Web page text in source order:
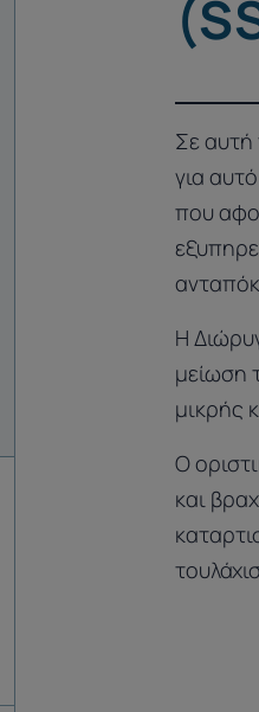
Σε αυτή
για
που
Η
μείωση
μικρής
Ο
και